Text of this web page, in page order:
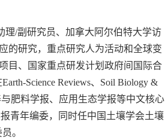
/副研究员、加拿大阿尔伯特大学访
的研究，重点研究人为活动和全球变
目、国家重点研发计划政府间国际合
Science Reviews、Soil Biology &
与肥料学报、应用生态学报等中文核心
青年编委，同时任中国土壤学会土壤
。